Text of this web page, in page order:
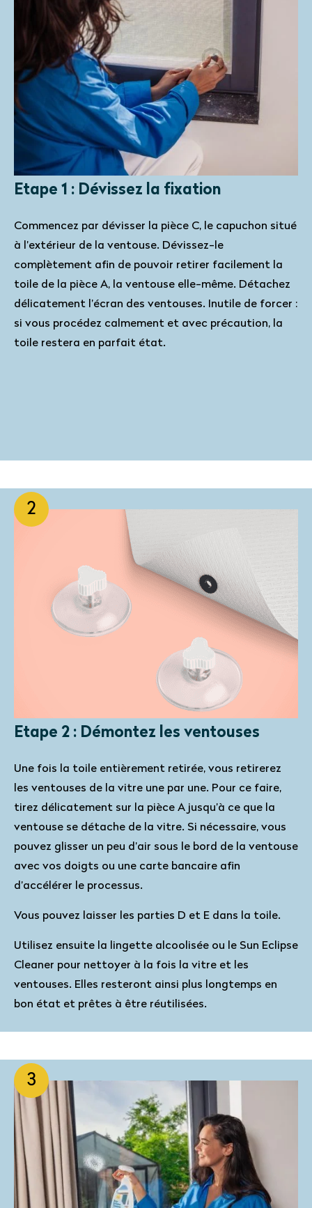
Etape 1 : Dévissez la fixation
Commencez par dévisser la pièce C, le capuchon situé
à l’extérieur de la ventouse. Dévissez-le
complètement afin de pouvoir retirer facilement la
toile de la pièce A, la ventouse elle-même. Détachez
délicatement l’écran des ventouses. Inutile de forcer :
si vous procédez calmement et avec précaution, la
toile restera en parfait état.
Etape 2 : Démontez les ventouses
Une fois la toile entièrement retirée, vous retirerez
les ventouses de la vitre une par une. Pour ce faire,
tirez délicatement sur la pièce A jusqu’à ce que la
ventouse se détache de la vitre. Si nécessaire, vous
pouvez glisser un peu d’air sous le bord de la ventouse
avec vos doigts ou une carte bancaire afin
d’accélérer le processus.
Vous pouvez laisser les parties D et E dans la toile.
Utilisez ensuite la lingette alcoolisée ou le Sun Eclipse
Cleaner pour nettoyer à la fois la vitre et les
ventouses. Elles resteront ainsi plus longtemps en
bon état et prêtes à être réutilisées.
2
3